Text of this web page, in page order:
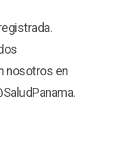
nosotros en